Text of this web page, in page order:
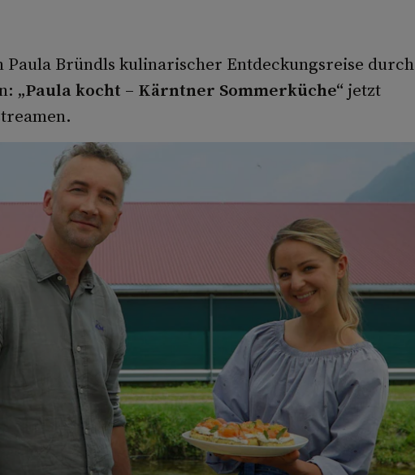
Paula Bründls kulinarischer Entdeckungsreise durch
„Paula kocht – Kärntner Sommerküche“ jetzt